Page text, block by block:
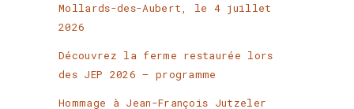
Mollards-des-Aubert, le 4 juillet
2026
Découvrez la ferme restaurée lors
des JEP 2026 – programme
Hommage à Jean-François Jutzeler